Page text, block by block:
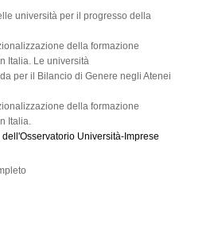
università per il progresso della
della formazione
Italia. Le università
per il Bilancio di Genere negli Atenei
della formazione
Italia.
Università-Imprese